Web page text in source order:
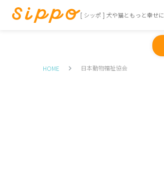
[ シッポ ] 犬や猫ともっと幸せに
HOME 日本動物福祉協会